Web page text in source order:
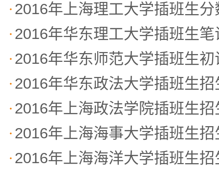
2016年上海理工大学插班生
2016年华东理工大学插班生
2016年华东师范大学插班生
2016年华东政法大学插班生招
2016年上海政法学院插班生招
2016年上海海事大学插班生招
2016年上海海洋大学插班生招